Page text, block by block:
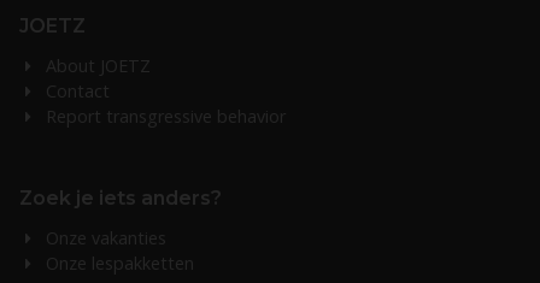
JOETZ
About JOETZ
Contact
Report transgressive behavior
Zoek je iets anders?
Onze vakanties
Onze lespakketten